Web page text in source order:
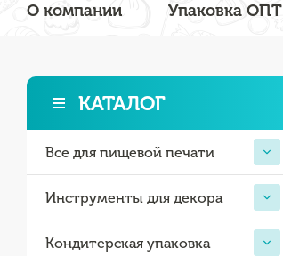
О компании Упаковка ОПТ
КАТАЛОГ
Все для пищевой печати
Инструменты для декора
Кондитерская упаковка